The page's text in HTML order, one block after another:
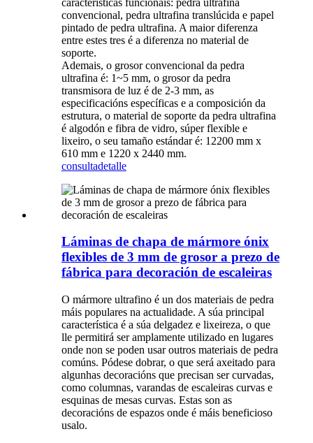
convencional, pedra ultrafina translúcida e papel
pintado de pedra ultrafina. A maior diferenza
entre estes tres é a diferenza no material de
soporte.
Ademais, o grosor convencional da pedra
ultrafina é: 1~5 mm, o grosor da pedra
transmisora ​​de luz é de 2-3 mm, as
especificacións específicas e a composición da
estrutura, o material de soporte da pedra ultrafina
é algodón e fibra de vidro, súper flexible e
lixeiro, o seu tamaño estándar é: 12200 mm x
610 mm e 1220 x 2440 mm.
consultadetalle
Láminas de chapa de mármore ónix
flexibles de 3 mm de grosor a prezo de
fábrica para decoración de escaleiras
O mármore ultrafino é un dos materiais de pedra
máis populares na actualidade. A súa principal
característica é a súa delgadez e lixeireza, o que
lle permitirá ser amplamente utilizado en lugares
onde non se poden usar outros materiais de pedra
comúns. Pódese dobrar, o que será axeitado para
algunhas decoracións que precisan ser curvadas,
como columnas, varandas de escaleiras curvas e
esquinas de mesas curvas. Estas son as
decoracións de espazos onde é máis beneficioso
usalo.